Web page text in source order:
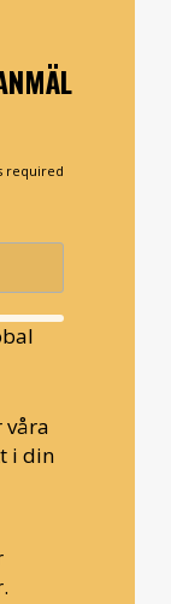
required
våra
i din